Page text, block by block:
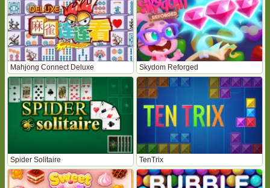
Mahjong Connect Deluxe Skydom Reforged
Spider Solitaire TenTrix